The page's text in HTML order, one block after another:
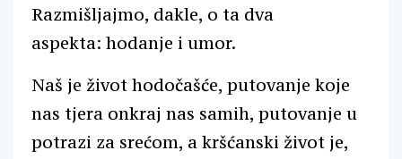
Razmišljajmo, dakle, o ta dva
aspekta: hodanje i umor.
Naš je život hodočašće, putovanje koje
nas tjera onkraj nas samih, putovanje u
potrazi za srećom, a kršćanski život je,